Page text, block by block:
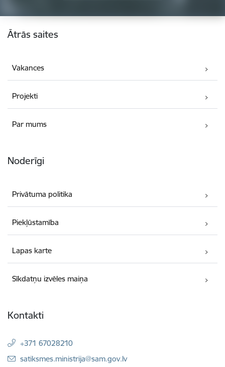
Kājene
Ātrās saites
Vakances
Projekti
Par mums
Noderīgi
Privātuma politika
Piekļūstamība
Lapas karte
Sīkdatņu izvēles maiņa
Kontakti
+371 67028210
E-pasts:
satiksmes.ministrija@sam.gov.lv